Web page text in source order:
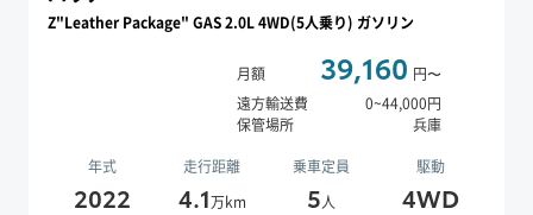
Z"Leather Package" GAS 2.0L 4WD(5人乗り) ガソリン
月額 39,160 円〜
遠方輸送費
0~44,000円
保管場所
兵庫
年式 走行距離 乗車定員 駆動
2022 4.1万km 5人 4WD